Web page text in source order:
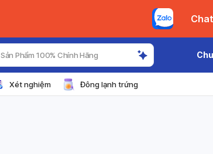
Sản Phẩm 100% Chính Hãng
Xét nghiệm Đông lạnh trứng